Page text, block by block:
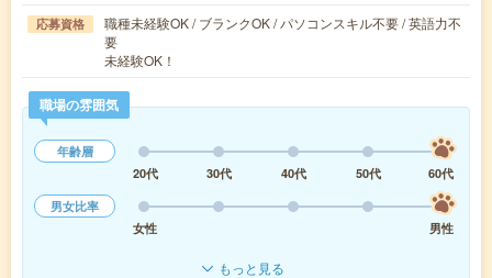
応募資格
職種未経験OK / ブランクOK / パソコンスキル不要 / 英語力不
要
未経験OK！
職場の雰囲気
年齢層
20代
30代 40代 50代
60代
男女比率
女性
男性
もっと見る